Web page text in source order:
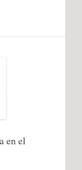
en el